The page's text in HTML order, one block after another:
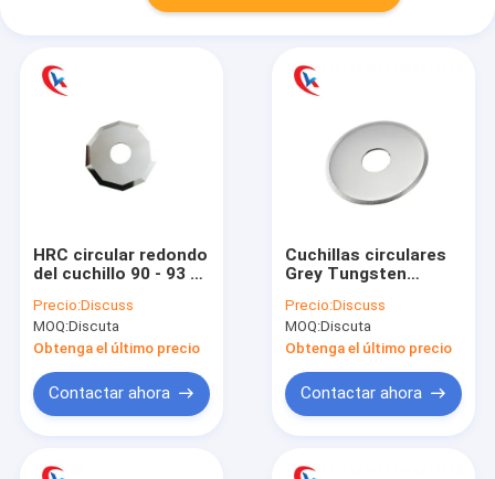
HRC circular redondo
del cuchillo 90 - 93 de
cortadora para
cortar la tela de
papel
Precio:Discuss
MOQ:Discuta
Obtenga el último precio
Contactar ahora
Cuchillas circulares
Grey Tungsten
de la cortadora del
grano fino con el filo
Precio:Discuss
MOQ:Discuta
Obtenga el último precio
Contactar ahora